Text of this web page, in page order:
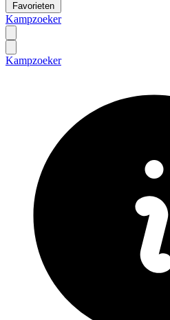
Favorieten
Kampzoeker
Kampzoeker